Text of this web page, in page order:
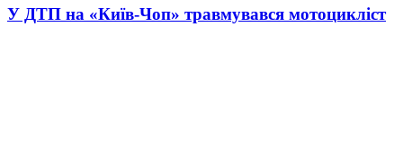
У ДТП на «Київ-Чоп» травмувався мотоцикліст